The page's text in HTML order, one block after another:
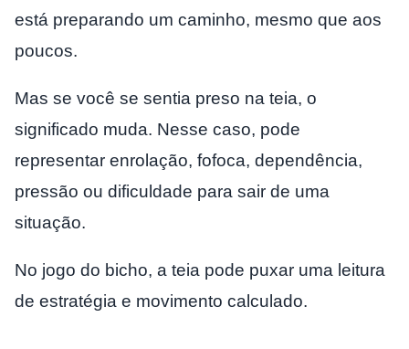
está preparando um caminho, mesmo que aos
poucos.
Mas se você se sentia preso na teia, o
significado muda. Nesse caso, pode
representar enrolação, fofoca, dependência,
pressão ou dificuldade para sair de uma
situação.
No jogo do bicho, a teia pode puxar uma leitura
de estratégia e movimento calculado.